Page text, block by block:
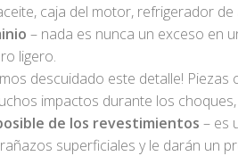
caja del motor, refrigerador
– nada es nunca un exceso en
ligero.
descuidado este detalle!
impactos durante los
de los revestimientos – es
superficiales y le darán un